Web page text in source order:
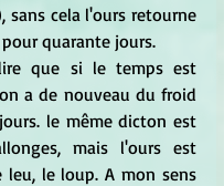
sans cela l'ours retourne
quarante jours.
a de nouveau du froid
le même dicton est
mais l'ours est
leu, le loup. A mon sens